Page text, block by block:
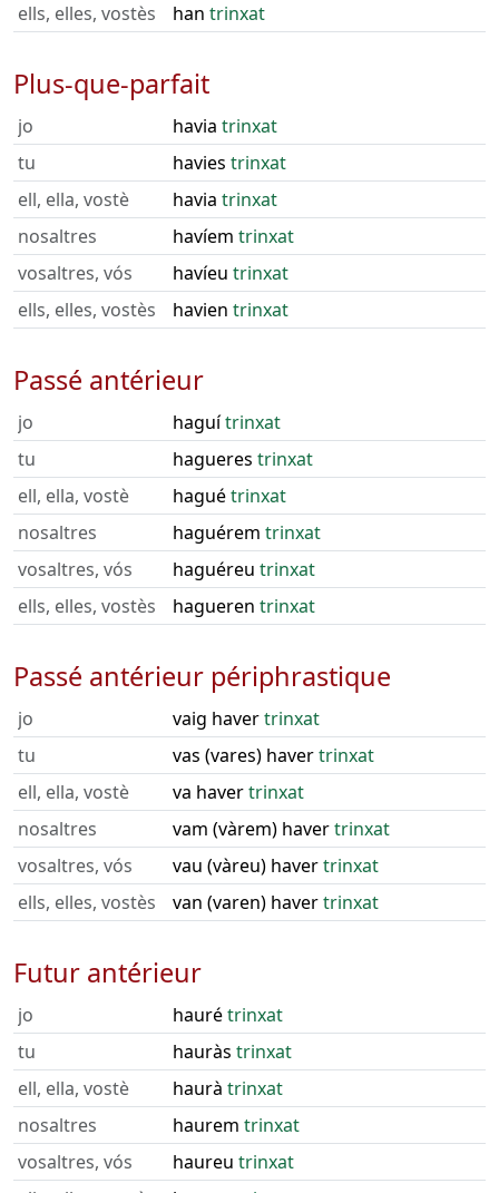
ells, elles, vostès
han trinxat
Plus-que-parfait
jo havia trinxat
tu
havies trinxat
ell, ella, vostè
havia trinxat
nosaltres
havíem trinxat
vosaltres, vós
havíeu trinxat
ells, elles, vostès
havien trinxat
Passé antérieur
jo haguítrinxat
tu
hagueres trinxat
ell, ella, vostè
haguétrinxat
nosaltres
haguérem trinxat
vosaltres, vós
haguéreu trinxat
ells, elles, vostès
hagueren trinxat
Passé antérieur périphrastique
jo vaig havertrinxat
tu
vas (vares) havertrinxat
ell, ella, vostè
va havertrinxat
nosaltres
vam (vàrem) havertrinxat
vosaltres, vós
vau (vàreu) havertrinxat
ells, elles, vostès
van (varen) havertrinxat
Futur antérieur
jo haurétrinxat
tu
hauràs trinxat
ell, ella, vostè
haurà trinxat
nosaltres
haurem trinxat
vosaltres, vós
haureu trinxat